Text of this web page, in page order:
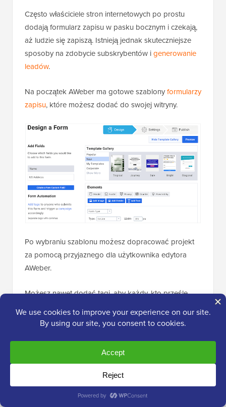
Często właściciele stron internetowych po prostu
dodają formularz zapisu w pasku bocznym i czekają,
aż ludzie się zapiszą. Istnieją jednak skuteczniejsze
sposoby na zdobycie subskrybentów igenerowanie
leadów.
Na początek AWeber ma gotowe szablonyformularzy
zapisu, które możesz dodać do swojej witryny.
Po wybraniu szablonu możesz dopracować projekt
za pomocą przyjaznego dla użytkownika edytora
AWeber.
Możesz nawet dodać tagi, aby każdy, kto prześle
możesz wysłać nowym subskrybentom informacje o
Gdy ktoś zapisze się na Twoją listę e-mailową,
podziękowaniem.